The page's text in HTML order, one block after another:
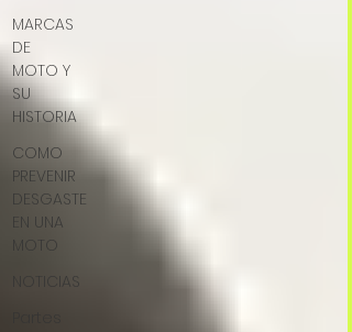
MARCAS
DE
MOTO Y
SU
HISTORIA
COMO
PREVENIR
DESGASTE
EN UNA
MOTO
NOTICIAS